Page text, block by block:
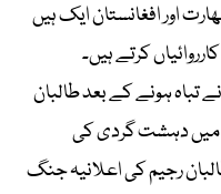
اور افغانستان ایک ہیں
کرتے ہیں۔
تباہ ہونے کے بعد طالبان
میں دہشت گردی کی
رجیم کی اعلانیہ جنگ